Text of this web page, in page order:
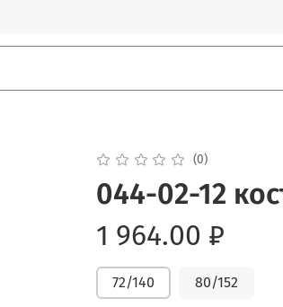
(0)
044-02-12
1 964.00 ₽
72/140 80/152